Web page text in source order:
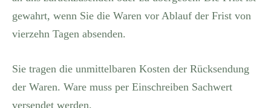
gewahrt, wenn Sie die Waren vor Ablauf der Frist von
vierzehn Tagen absenden.
Sie tragen die unmittelbaren Kosten der Rücksendung
der Waren. Ware muss per Einschreiben Sachwert
versendet werden.